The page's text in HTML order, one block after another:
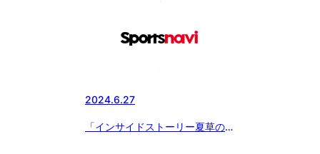
2024.6.27
「インサイドストーリー夏草の